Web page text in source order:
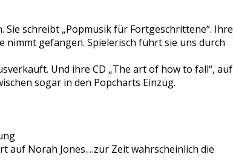
Sie schreibt „Popmusik für Fortgeschrittene“. Ihre
nimmt gefangen. Spielerisch führt sie uns durch
Und ihre CD „The art of how to fall“, auf
sogar in den Popcharts Einzug.
auf Norah Jones.…zur Zeit wahrscheinlich die